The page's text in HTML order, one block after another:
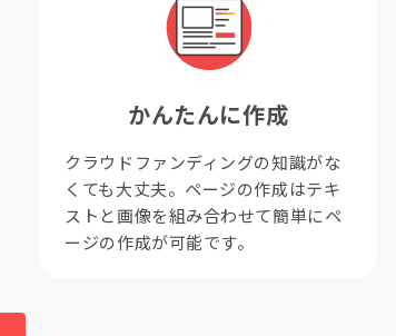
かんたんに作成
クラウドファンディングの知識がな
くても大丈夫。ページの作成はテキ
ストと画像を組み合わせて簡単にペ
ージの作成が可能です。